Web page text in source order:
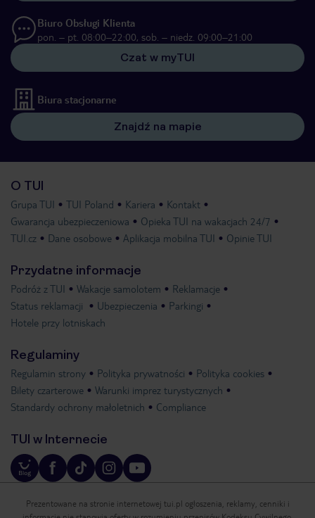
Biuro Obsługi Klienta
pon. – pt. 08:00–22:00, sob. – niedz. 09:00–21:00
Czat w myTUI
Biura stacjonarne
Znajdź na mapie
O TUI
Grupa TUI TUI Poland Kariera
Kontakt
Gwarancja ubezpieczeniowa
Opieka TUI na wakacjach 24/7
TUI.cz
Dane osobowe Aplikacja mobilna TUI Opinie TUI
Przydatne informacje
Podróż z TUI Wakacje samolotem
Reklamacje
Status reklamacji
Ubezpieczenia
Parkingi
Hotele przy lotniskach
Regulaminy
Regulamin strony Polityka prywatności
Polityka cookies
Bilety czarterowe
Warunki imprez turystycznych
Standardy ochrony małoletnich
Compliance
TUI w Internecie
Prezentowane na stronie internetowej tui.pl ogłoszenia, reklamy, cenniki i